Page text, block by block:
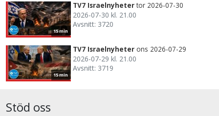
15 min
TV7 Israelnyheter tor 2026-07-30
2026-07-30 kl. 21.00
Avsnitt: 3720
15 min
TV7 Israelnyheter ons 2026-07-29
2026-07-29 kl. 21.00
Avsnitt: 3719
Stöd oss